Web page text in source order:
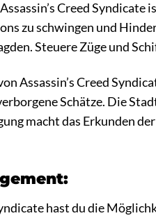
Creed
zu schwingen und
Steuere Züge und
Assassin’s Creed
Schätze. Die
macht das Erkunden
hast du die